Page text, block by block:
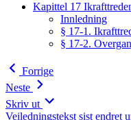
Kapittel 17
Innledning
§ 17-1.
§ 17-2.
Forrige
Neste
Skriv ut
Veiledningstekst sist endret